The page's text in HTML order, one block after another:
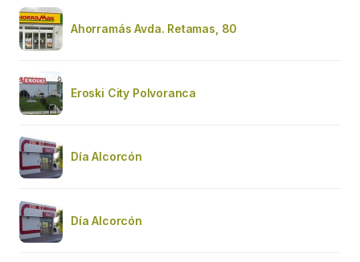
Ahorramás Avda. Retamas, 80
Eroski City Polvoranca
Día Alcorcón
Día Alcorcón